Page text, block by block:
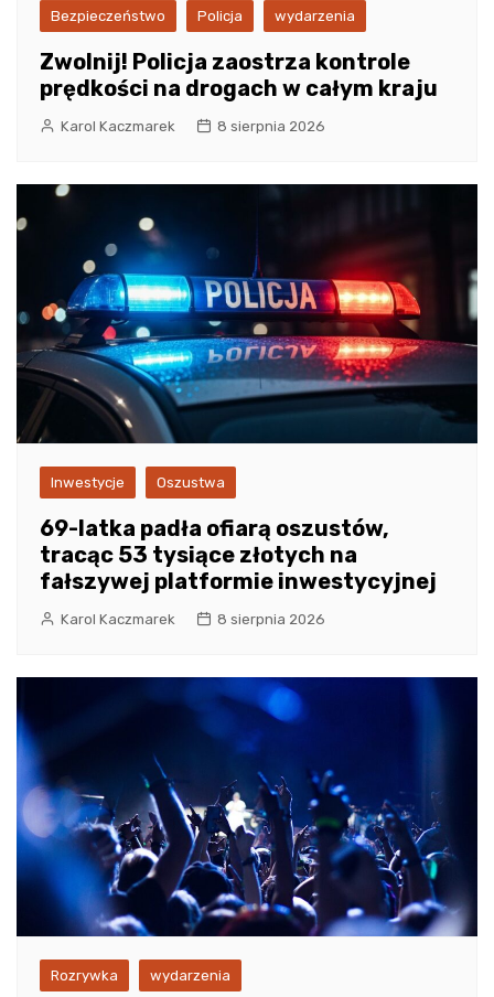
Bezpieczeństwo Policja wydarzenia
Zwolnij! Policja zaostrza kontrole
prędkości na drogach w całym kraju
Karol Kaczmarek 8 sierpnia 2026
Inwestycje Oszustwa
69-latka padła ofiarą oszustów,
tracąc 53 tysiące złotych na
fałszywej platformie inwestycyjnej
Karol Kaczmarek 8 sierpnia 2026
Rozrywka wydarzenia